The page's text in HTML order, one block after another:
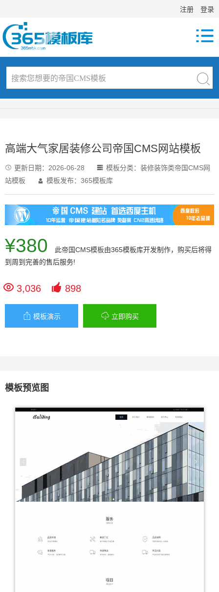
注册 登录

高端大气家居装修公司帝国CMS网站模板
 更新日期： 2026-06-28  模板分类： 装修装饰类帝国CMS网
站模板
 模板发布：365模板库
¥380 此帝国CMS模板由365模板库开发制作，购买后将得
到周到完善的售后服务!
 3,036  898
 模板演示  立即购买
模板预览图